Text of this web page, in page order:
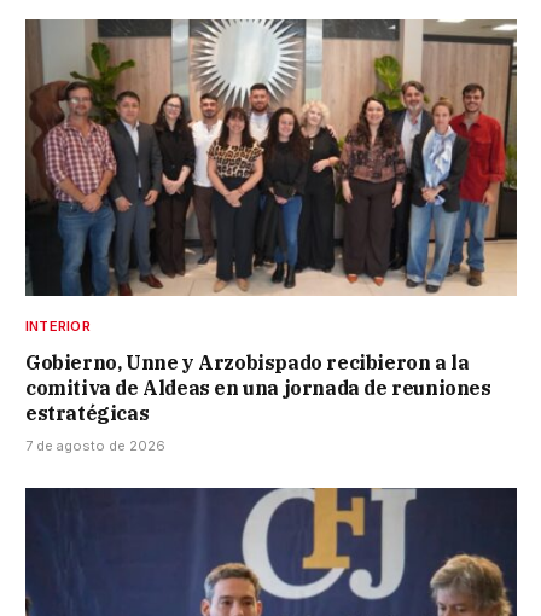
INTERIOR
Gobierno, Unne y Arzobispado recibieron a la
comitiva de Aldeas en una jornada de reuniones
estratégicas
7 de agosto de 2026